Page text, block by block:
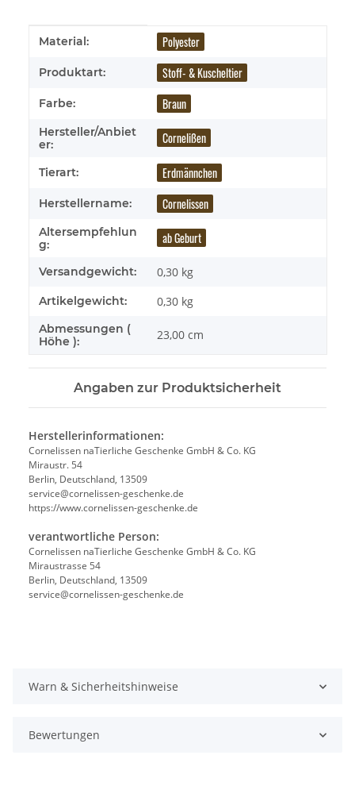
Produkteigenschaft
Wert
Material: Polyester
Produktart: Stoff- & Kuscheltier
Farbe: Braun
Hersteller/Anbiet
er:
Cornelißen
Tierart: Erdmännchen
Herstellername: Cornelissen
Altersempfehlun
g:
ab Geburt
Versandgewicht: 0,30 kg
Artikelgewicht: 0,30 kg
Abmessungen (
Höhe ):
23,00 cm
Angaben zur Produktsicherheit
Herstellerinformationen:
Cornelissen naTierliche Geschenke GmbH & Co. KG
Miraustr. 54
Berlin, Deutschland, 13509
service@cornelissen-geschenke.de
https://www.cornelissen-geschenke.de
verantwortliche Person:
Cornelissen naTierliche Geschenke GmbH & Co. KG
Miraustrasse 54
Berlin, Deutschland, 13509
service@cornelissen-geschenke.de
Warn & Sicherheitshinweise
Bewertungen